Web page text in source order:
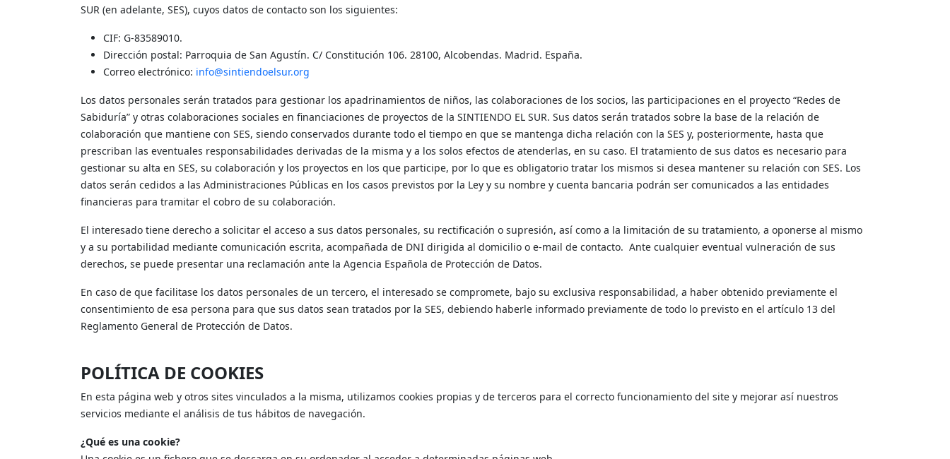
SUR (en adelante, SES), cuyos datos de contacto son los siguientes:
CIF: G-83589010.
Dirección postal: Parroquia de San Agustín. C/ Constitución 106. 28100, Alcobendas. Madrid. España.
Correo electrónico: info@sintiendoelsur.org
Los datos personales serán tratados para gestionar los apadrinamientos de niños, las colaboraciones de los socios, las participaciones en el proyecto “Redes de
Sabiduría” y otras colaboraciones sociales en financiaciones de proyectos de la SINTIENDO EL SUR. Sus datos serán tratados sobre la base de la relación de
colaboración que mantiene con SES, siendo conservados durante todo el tiempo en que se mantenga dicha relación con la SES y, posteriormente, hasta que
prescriban las eventuales responsabilidades derivadas de la misma y a los solos efectos de atenderlas, en su caso. El tratamiento de sus datos es necesario para
gestionar su alta en SES, su colaboración y los proyectos en los que participe, por lo que es obligatorio tratar los mismos si desea mantener su relación con SES. Los
datos serán cedidos a las Administraciones Públicas en los casos previstos por la Ley y su nombre y cuenta bancaria podrán ser comunicados a las entidades
financieras para tramitar el cobro de su colaboración.
El interesado tiene derecho a solicitar el acceso a sus datos personales, su rectificación o supresión, así como a la limitación de su tratamiento, a oponerse al mismo
y a su portabilidad mediante comunicación escrita, acompañada de DNI dirigida al domicilio o e-mail de contacto. Ante cualquier eventual vulneración de sus
derechos, se puede presentar una reclamación ante la Agencia Española de Protección de Datos.
En caso de que facilitase los datos personales de un tercero, el interesado se compromete, bajo su exclusiva responsabilidad, a haber obtenido previamente el
consentimiento de esa persona para que sus datos sean tratados por la SES, debiendo haberle informado previamente de todo lo previsto en el artículo 13 del
Reglamento General de Protección de Datos.
POLÍTICA DE COOKIES
En esta página web y otros sites vinculados a la misma, utilizamos cookies propias y de terceros para el correcto funcionamiento del site y mejorar así nuestros
servicios mediante el análisis de tus hábitos de navegación.
¿Qué es una cookie?